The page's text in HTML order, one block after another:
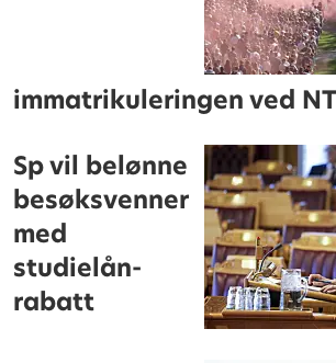
immatrikuleringen ved
Sp vil belønne
besøksvenner
med
studielån-
rabatt